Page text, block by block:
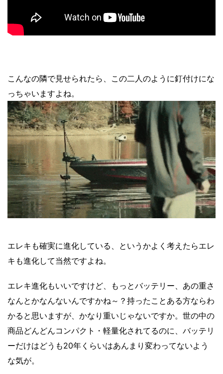
こんなの隣で見せられたら、この二人のように釘付けにな
っちゃいますよね。
エレキも確実に進化している、というかよく考えたらエレ
キも進化して当然ですよね。
エレキ進化もいいですけど、もっとバッテリー、あの重さ
なんとかなんないんですかね～？持ったことある方ならわ
かると思いますが、かなり重いじゃないですか。世の中の
商品どんどんコンパクト・軽量化されてるのに、バッテリ
ーだけはどうも20年くらいはあんまり変わってないよう
な気が。